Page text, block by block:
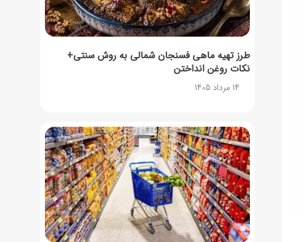
طرز تهیه ماهی فسنجان شمالی به روش سنتی+
نکات روغن انداختن
14 مرداد 1405